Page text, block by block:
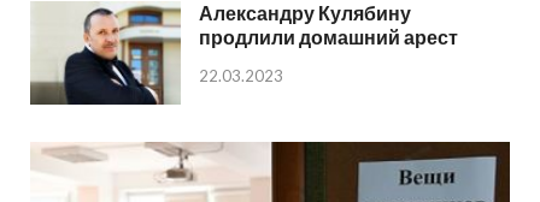
Александру Кулябину
продлили домашний арест
22.03.2023